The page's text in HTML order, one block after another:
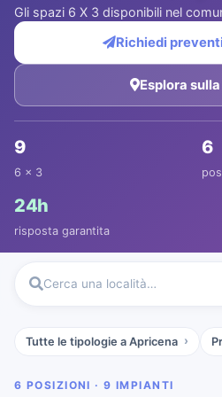
Gli spazi 6 X 3 disponibili nel
Richiedi
Esplora
9
6 x 3
6
24h
risposta garantita
Cerca una località…
Tutte le tipologie a Apricena
6 POSIZIONI · 9 IMPIANTI